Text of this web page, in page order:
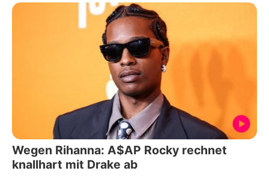
Wegen Rihanna: A$AP Rocky rechnet
knallhart mit Drake ab